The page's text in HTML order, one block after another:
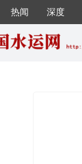
热闻 深度